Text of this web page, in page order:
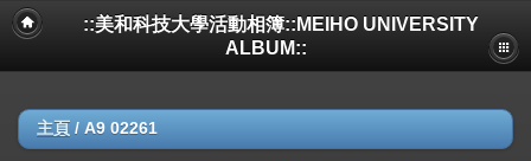
::美和科技大學活動相簿::MEIHO UNIVERSITY
ALBUM::
主頁 / A9 02261